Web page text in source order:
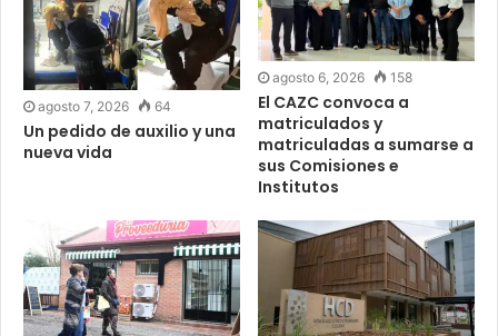
agosto 7, 2026 64
Un pedido de auxilio y una
nueva vida
agosto 6, 2026 158
El CAZC convoca a
matriculados y
matriculadas a sumarse a
sus Comisiones e
Institutos